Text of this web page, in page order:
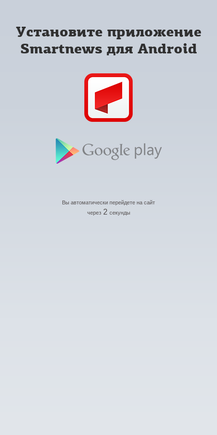
Установите приложение
Smartnews для Android
Вы автоматически перейдете на сайт
через 2 секунды